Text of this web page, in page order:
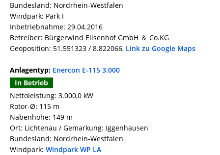
Bundesland: Nordrhein-Westfalen
Windpark: Park I
Inbetriebnahme: 29.04.2016
Betreiber: Bürgerwind Elisenhof GmbH ＆ Co.KG
Geoposition: 51.551323 / 8.822066, Link zu Google Maps
Anlagentyp: Enercon E-115 3.000
In Betrieb
Nettoleistung: 3.000,0 kW
Rotor-Ø: 115 m
Nabenhöhe: 149 m
Ort: Lichtenau / Gemarkung: Iggenhausen
Bundesland: Nordrhein-Westfalen
Windpark: Windpark WP LA